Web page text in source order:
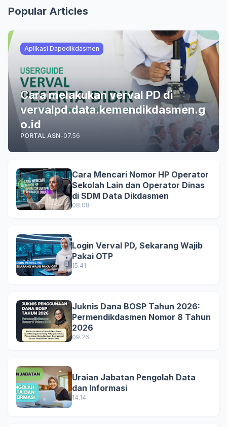
Popular Articles
Aplikasi Dapodikdasmen
Cara melakukan verval PD di
vervalpd.data.kemendikdasmen.g
o.id
PORTAL ASN-07.56
Cara Mencari Nomor HP Operator
Sekolah Lain dan Operator Dinas
di SDM Data Dikdasmen
08.08
Login Verval PD, Sekarang Wajib
Pakai OTP
15.41
Juknis Dana BOSP Tahun 2026:
Permendikdasmen Nomor 8 Tahun
2026
09.26
Uraian Jabatan Pengolah Data
dan Informasi
14.14